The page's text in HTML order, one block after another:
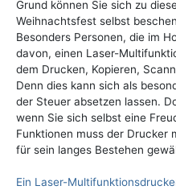
Grund können Sie sich zu
Weihnachtsfest selbst
Besonders Personen, die im
davon, einen Laser-
dem Drucken, Kopieren,
Denn dies kann sich als
der Steuer absetzen lassen.
wenn Sie sich selbst eine
Funktionen muss der Drucker
für sein langes Bestehen
Ein Laser-